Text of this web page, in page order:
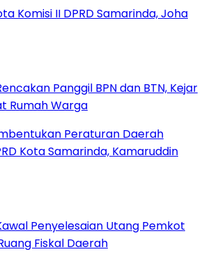
Panggil BPN dan BTN, Kejar
Rumah Warga
Penyelesaian Utang Pemkot
Fiskal Daerah